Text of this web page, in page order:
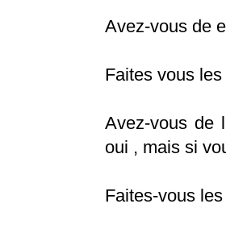
Avez-vous de
Faites vous
Avez-vous de
oui , mais si
Faites-vous